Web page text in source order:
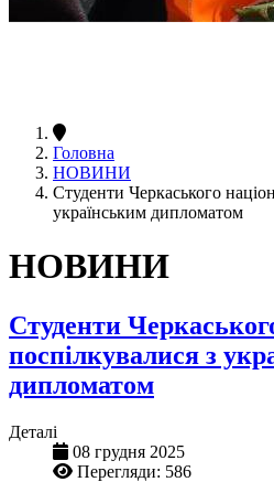
Головна
НОВИНИ
Студенти Черкаського
українським дипломатом
НОВИНИ
Студенти
поспілкувалися з
дипломатом
Деталі
08 грудня 2025
Перегляди: 586